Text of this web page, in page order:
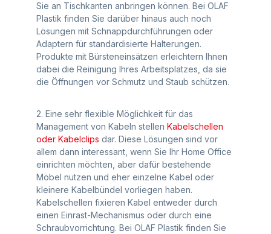
Sie an Tischkanten anbringen können. Bei OLAF
Plastik finden Sie darüber hinaus auch noch
Lösungen mit Schnappdurchführungen oder
Adaptern für standardisierte Halterungen.
Produkte mit Bürsteneinsätzen erleichtern Ihnen
dabei die Reinigung Ihres Arbeitsplatzes, da sie
die Öffnungen vor Schmutz und Staub schützen.
2. Eine sehr flexible Möglichkeit für das
Management von Kabeln stellen Kabelschellen
oder Kabelclips dar. Diese Lösungen sind vor
allem dann interessant, wenn Sie Ihr Home Office
einrichten möchten, aber dafür bestehende
Möbel nutzen und eher einzelne Kabel oder
kleinere Kabelbündel vorliegen haben.
Kabelschellen fixieren Kabel entweder durch
einen Einrast-Mechanismus oder durch eine
Schraubvorrichtung. Bei OLAF Plastik finden Sie